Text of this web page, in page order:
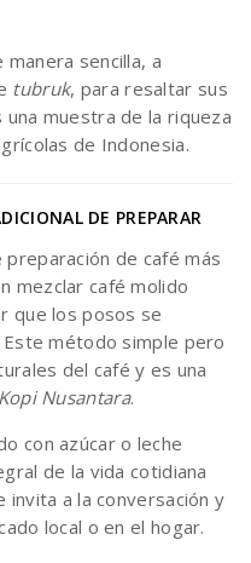
sencilla, a
tubruk, para resaltar sus
muestra de la riqueza
de Indonesia.
DE PREPARAR
de café más
mezclar café molido
que los posos se
método simple pero
del café y es una
Kopi Nusantara.
con azúcar o leche
de la vida cotidiana
invita a la conversación y
local o en el hogar.